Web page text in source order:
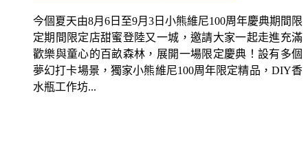
今個夏天由8月6日至9月3日小熊維尼100周年慶典期間限
定期間限定店甜蜜登陸又一城，邀請大家一起走進充滿
歡樂與童心的百畝森林，展開一場限定慶典！設有多個
夢幻打卡場景，獨家小熊維尼100周年限定精品，DIY香
水瓶工作坊...